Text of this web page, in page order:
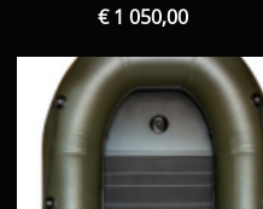
€ 1 050,00